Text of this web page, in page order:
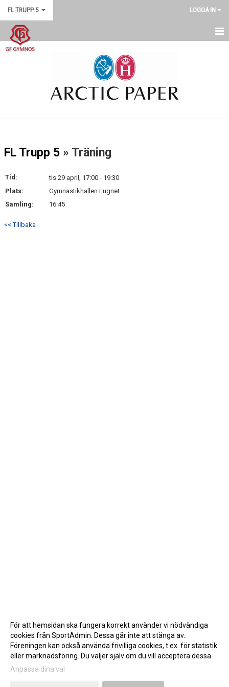
FL TRUPP 5 LOGGA IN
FL TRUPP 5
FL Trupp 5 » Träning
Tid:
tis 29 april, 17:00 - 19:30
Plats:
Gymnastikhallen Lugnet
Samling:
16:45
<< Tillbaka
Gå till Webbversion
För att hemsidan ska fungera korrekt använder vi nödvändiga
cookies från SportAdmin. Dessa går inte att stänga av.
Föreningen kan också använda frivilliga cookies, t.ex. för statistik
eller marknadsföring. Du väljer själv om du vill acceptera dessa.
Anpassa dina val